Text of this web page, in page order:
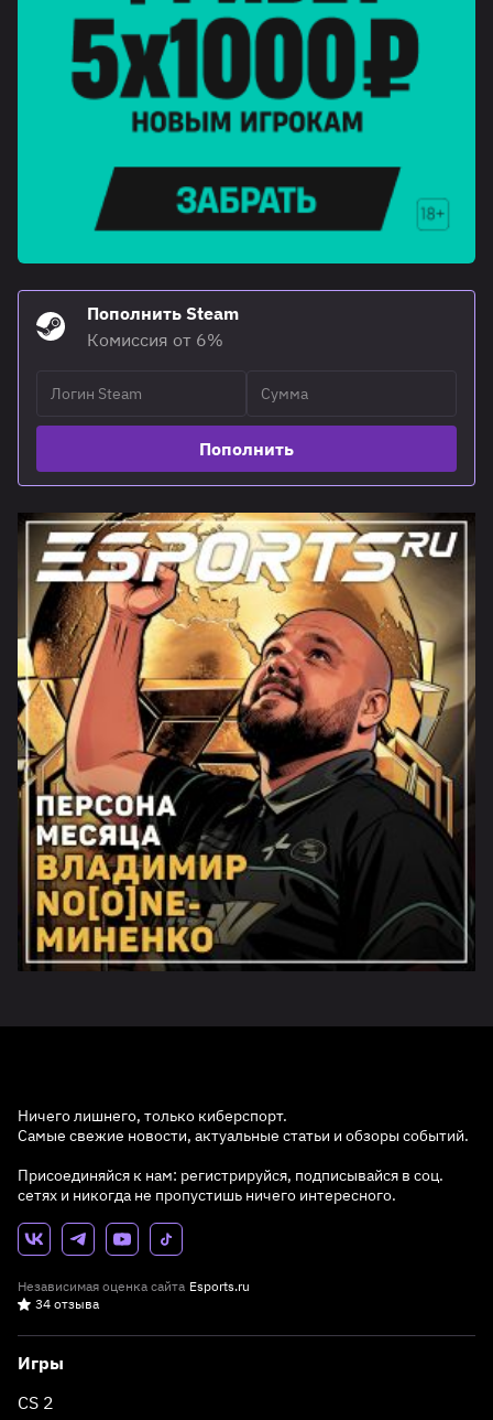
Пополнить Steam
Комиссия от 6%
Пополнить
Ничего лишнего, только киберспорт.
Самые свежие новости, актуальные статьи и обзоры событий.
Присоединяйся к нам: регистрируйся, подписывайся в соц.
сетях и никогда не пропустишь ничего интересного.
Независимая оценка сайта Esports.ru
34 отзыва
Игры
CS 2